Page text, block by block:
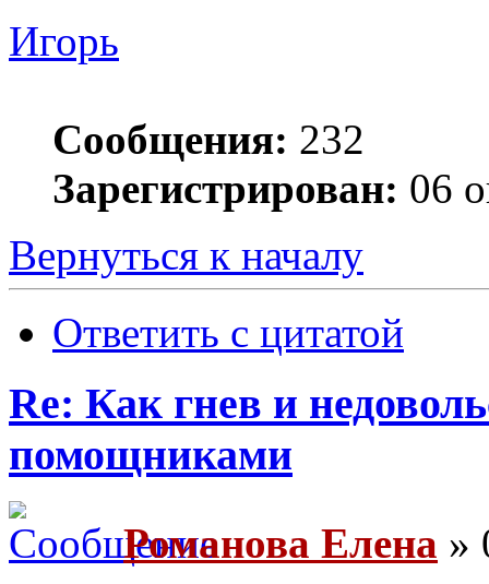
Игорь
Сообщения: 232
Зарегистрирован: 06
Вернуться к началу
Ответить с цитатой
Re: Как гнев и
помощниками
Романова Елена »